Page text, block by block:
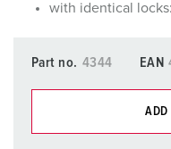
with identical
Part no. 4344 EAN
ADD